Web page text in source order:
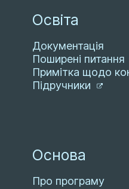
Освіта
Документація
Поширені питання
Примітка щодо
Підручники
Основа
Про програму